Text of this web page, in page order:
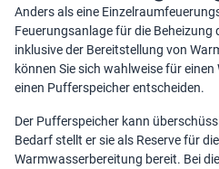
Anders als eine
Feuerungsanlage für die Beheizung
inklusive der Bereitstellung von
können Sie sich wahlweise für
einen Pufferspeicher entscheiden.
Der Pufferspeicher kann
Bedarf stellt er sie als Reserve für
Warmwasserbereitung bereit. Bei